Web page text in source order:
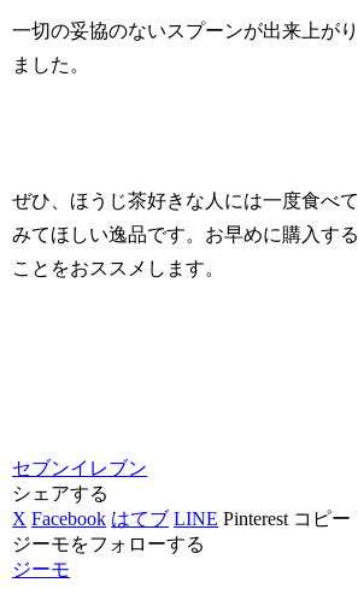
一切の妥協のないスプーンが出来上がり
ました。
ぜひ、ほうじ茶好きな人には一度食べて
みてほしい逸品です。お早めに購入する
ことをおススメします。
セブンイレブン
シェアする
X Facebook はてブ LINE Pinterest コピー
ジーモをフォローする
ジーモ